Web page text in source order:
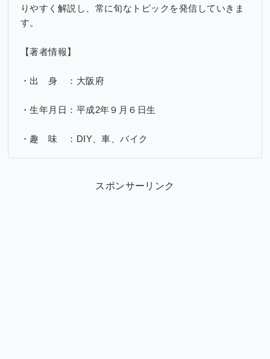
りやすく解説し、常に旬なトピックを発信していきま
す。
【著者情報】
・出 身 ：大阪府
・生年月日：平成2年９月６日生
・趣 味 ：DIY、車、バイク
スポンサーリンク